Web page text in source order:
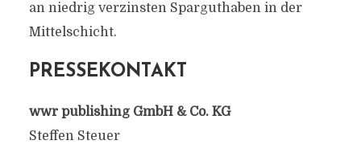
an niedrig verzinsten Sparguthaben in der
Mittelschicht.
PRESSEKONTAKT
wwr publishing GmbH & Co. KG
Steffen Steuer